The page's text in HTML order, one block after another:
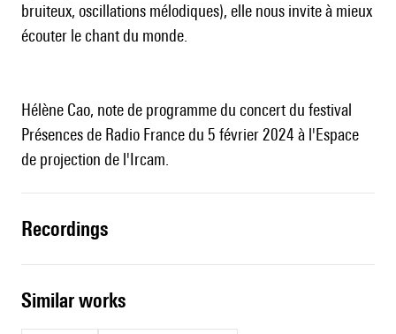
bruiteux, oscillations mélodiques), elle nous invite à mieux
écouter le chant du monde.
Hélène Cao, note de programme du concert du festival
Présences de Radio France du 5 février 2024 à l'Espace
de projection de l'Ircam.
recordings
similar works